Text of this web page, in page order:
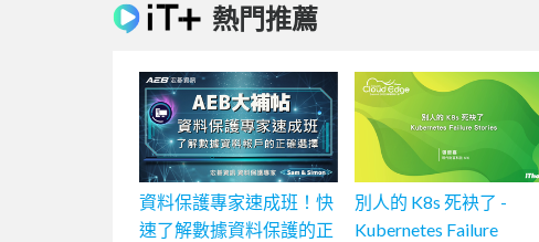
熱門推薦
資料保護專家速成班！快
速了解數據資料保護的正
別人的 K8s 死袂了 -
Kubernetes Failure